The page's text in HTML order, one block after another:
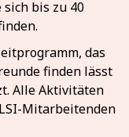
bis zu 40
das
finden lässt
Alle Aktivitäten
Mitarbeitenden